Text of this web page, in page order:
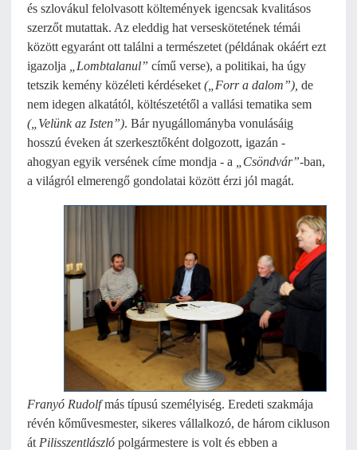
és szlovákul felolvasott költemények igencsak kvalitásos
szerzőt mutattak. Az eleddig hat verseskötetének témái
között egyaránt ott találni a természetet (példának okáért ezt
igazolja
„Lombtalanul” című verse), a politikai, ha úgy
tetszik kemény közéleti kérdéseket („Forr a dalom”), de
nem idegen alkatától, költészetétől a vallási tematika sem
(„Velünk az Isten”). Bár nyugállományba vonulásáig
hosszú éveken át szerkesztőként dolgozott, igazán -
ahogyan egyik versének címe mondja - a
„Csöndvár”-ban,
a világról elmerengő gondolatai között érzi jól magát.
Franyó Rudolfmás típusú személyiség. Eredeti szakmája
révén kőművesmester, sikeres vállalkozó, de három cikluson
át Pilisszentlászló polgármestere is volt és ebben a